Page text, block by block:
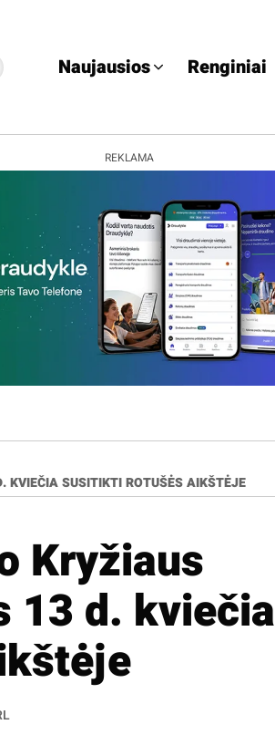
Naujausios Renginiai
REKLAMA
KVIEČIA SUSITIKTI ROTUŠĖS AIKŠTĖJE
Kryžiaus
13 d. kviečia